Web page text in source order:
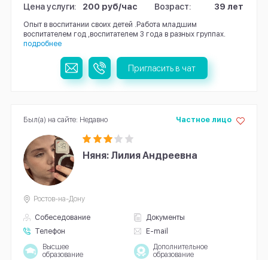
Цена услуги: 200 руб/час Возраст: 39 лет
Опыт в воспитании своих детей .Работа младшим
воспитателем год ,воспитателем 3 года в разных группах.
подробнее
Пригласить в чат
Няня: Лилия Андреевна
Собеседование
Документы
Телефон
E-mail
Частное лицо
Ростов-на-Дону
Высшее
образование
Дополнительное
образование
Был(а) на сайте: Недавно